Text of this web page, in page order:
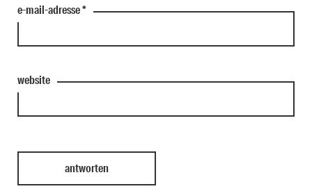
e-mail-adresse*
website